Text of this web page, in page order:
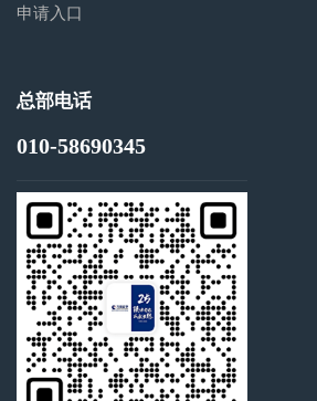
申请入口
总部电话
010-58690345